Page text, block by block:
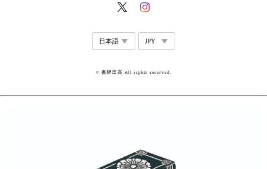
© 書肆田高 All rights reserved.